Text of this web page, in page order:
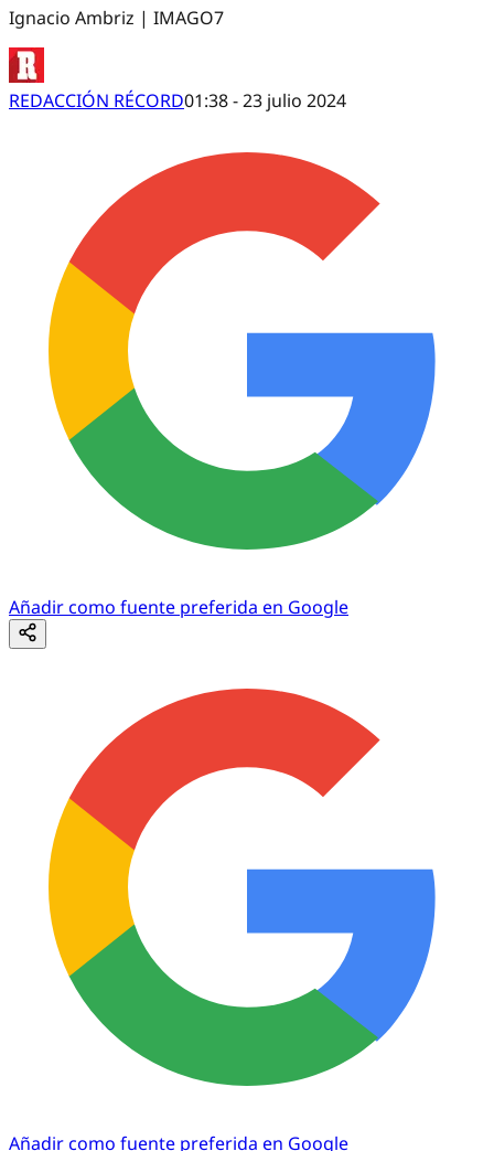
Ignacio Ambriz | IMAGO7
REDACCIÓN RÉCORD01:38 - 23 julio 2024
Añadir como fuente preferida en Google
Añadir como fuente preferida en Google